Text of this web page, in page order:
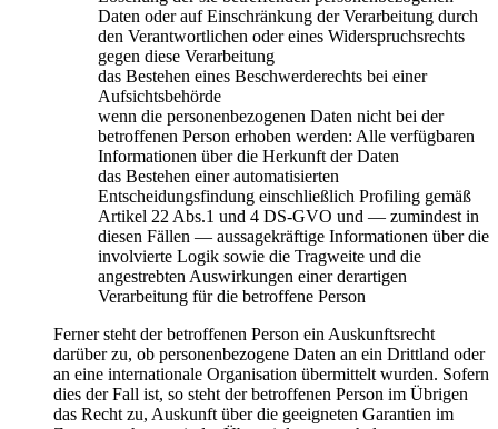
Daten oder auf Einschränkung der Verarbeitung durch
den Verantwortlichen oder eines Widerspruchsrechts
gegen diese Verarbeitung
das Bestehen eines Beschwerderechts bei einer
Aufsichtsbehörde
wenn die personenbezogenen Daten nicht bei der
betroffenen Person erhoben werden: Alle verfügbaren
Informationen über die Herkunft der Daten
das Bestehen einer automatisierten
Entscheidungsfindung einschließlich Profiling gemäß
Artikel 22 Abs.1 und 4 DS-GVO und — zumindest in
diesen Fällen — aussagekräftige Informationen über die
involvierte Logik sowie die Tragweite und die
angestrebten Auswirkungen einer derartigen
Verarbeitung für die betroffene Person
Ferner steht der betroffenen Person ein Auskunftsrecht
darüber zu, ob personenbezogene Daten an ein Drittland oder
an eine internationale Organisation übermittelt wurden. Sofern
dies der Fall ist, so steht der betroffenen Person im Übrigen
das Recht zu, Auskunft über die geeigneten Garantien im